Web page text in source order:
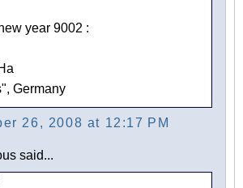
year 9002 :
Germany
26, 2008 at 12:17 PM
said...